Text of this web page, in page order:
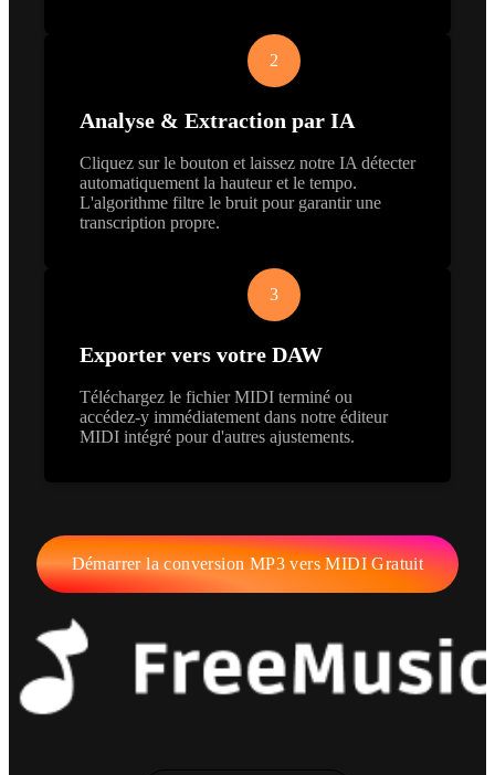
2
Analyse & Extraction par IA
Cliquez sur le bouton et laissez notre IA détecter
automatiquement la hauteur et le tempo.
L'algorithme filtre le bruit pour garantir une
transcription propre.
3
Exporter vers votre DAW
Téléchargez le fichier MIDI terminé ou
accédez-y immédiatement dans notre éditeur
MIDI intégré pour d'autres ajustements.
Démarrer la conversion MP3 vers MIDI Gratuit